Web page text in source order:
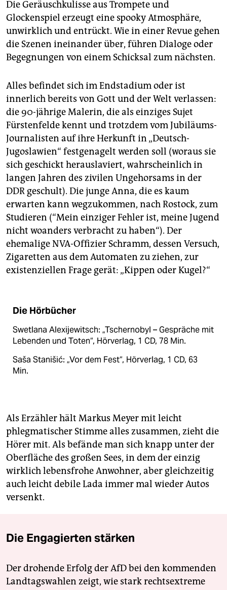
Die Geräuschkulisse aus Trompete und
Glockenspiel erzeugt eine spooky Atmosphäre,
unwirklich und entrückt. Wie in einer Revue gehen
die Szenen ineinander über, führen Dialoge oder
Begegnungen von einem Schicksal zum nächsten.
Alles befindet sich im Endstadium oder ist
innerlich bereits von Gott und der Welt verlassen:
die 90-jährige Malerin, die als einziges Sujet
Fürstenfelde kennt und trotzdem vom Jubiläums-
Journalisten auf ihre Herkunft in „Deutsch-
Jugoslawien“ festgenagelt werden soll (woraus sie
sich geschickt herauslaviert, wahrscheinlich in
langen Jahren des zivilen Ungehorsams in der
DDR geschult). Die junge Anna, die es kaum
erwarten kann wegzukommen, nach Rostock, zum
Studieren (“Mein einziger Fehler ist, meine Jugend
nicht woanders verbracht zu haben“). Der
ehemalige NVA-Offizier Schramm, dessen Versuch,
Zigaretten aus dem Automaten zu ziehen, zur
existenziellen Frage gerät: „Kippen oder Kugel?“
Die Hörbücher
Swetlana Alexijewitsch: „Tschernobyl – Gespräche mit
Lebenden und Toten“, Hörverlag, 1 CD, 78 Min.
Saša Stanišić: „Vor dem Fest“, Hörverlag, 1 CD, 63
Min.
Als Erzähler hält Markus Meyer mit leicht
phlegmatischer Stimme alles zusammen, zieht die
Hörer mit. Als befände man sich knapp unter der
Oberfläche des großen Sees, in dem der einzig
wirklich lebensfrohe Anwohner, aber gleichzeitig
auch leicht debile Lada immer mal wieder Autos
versenkt.
Die Engagierten stärken
Der drohende Erfolg der AfD bei den kommenden
Landtagswahlen zeigt, wie stark rechtsextreme